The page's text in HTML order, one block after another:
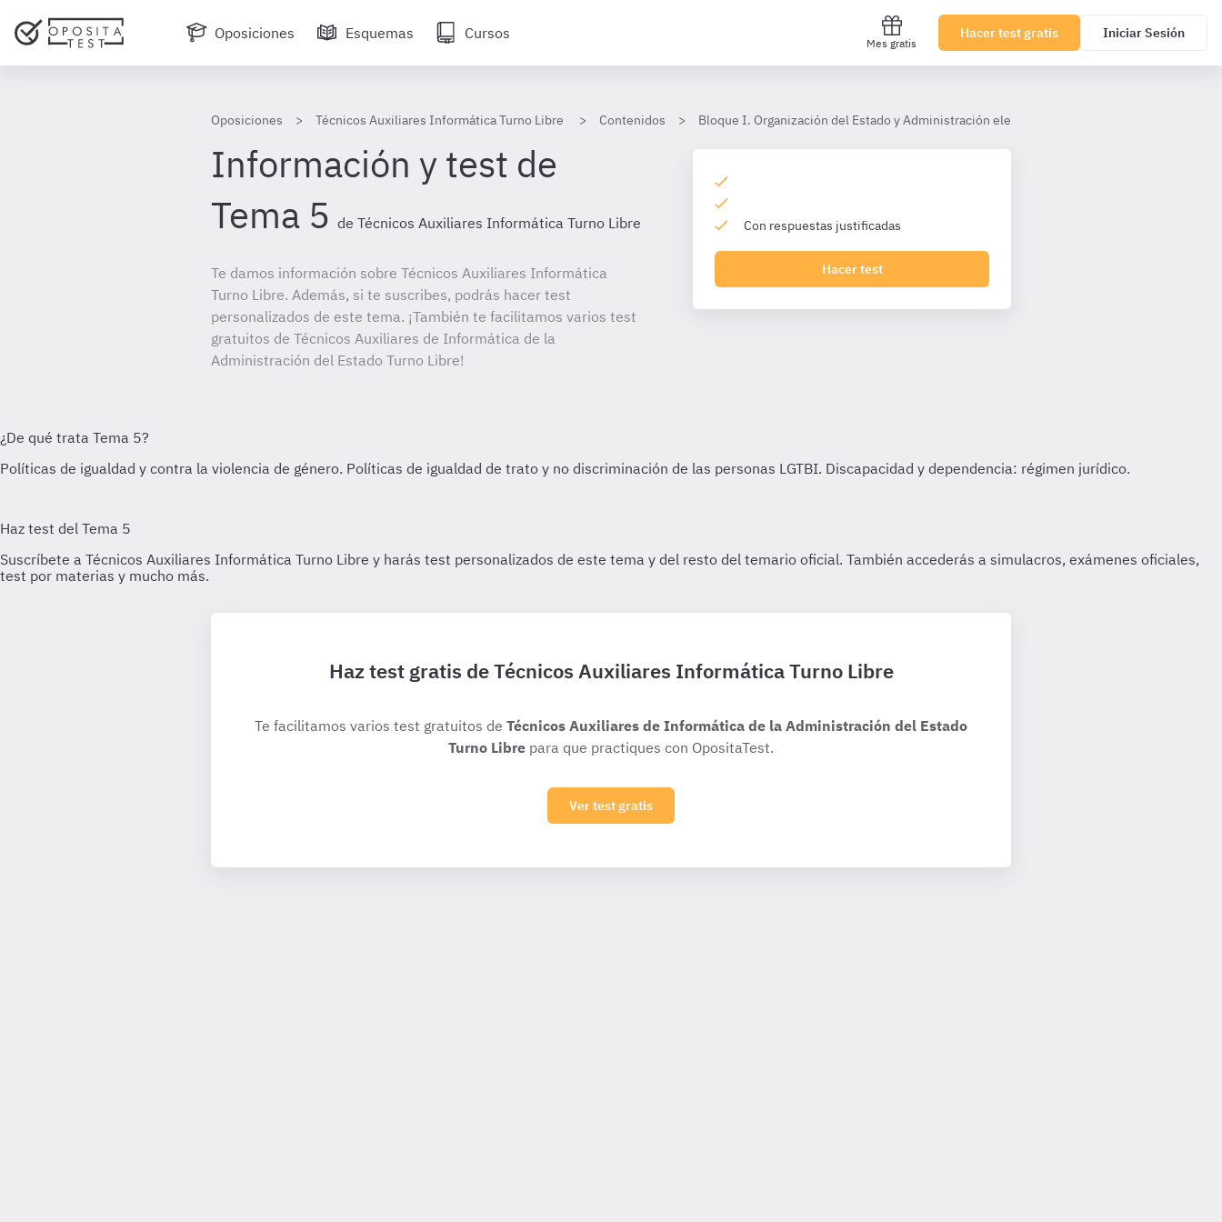
Oposiciones Esquemas Cursos
Mes gratis
Hacer test gratis Iniciar Sesión
Oposiciones Técnicos Auxiliares Informática Turno Libre Contenidos Bloque I. Organización del Estado y Administración electrónica - TAI TL
Información y test de
Tema 5 de Técnicos Auxiliares Informática Turno Libre
Te damos información sobre Técnicos Auxiliares Informática
Turno Libre. Además, si te suscribes, podrás hacer test
personalizados de este tema. ¡También te facilitamos varios test
gratuitos de Técnicos Auxiliares de Informática de la
Administración del Estado Turno Libre!
Con respuestas justificadas
Hacer test
Haz test gratis de Técnicos Auxiliares Informática Turno Libre
Te facilitamos varios test gratuitos de Técnicos Auxiliares de Informática de la Administración del Estado
Turno Libre para que practiques con OpositaTest.
Ver test gratis